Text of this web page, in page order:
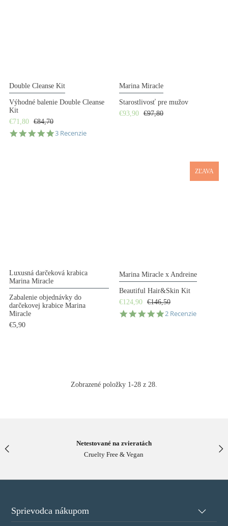
Double Cleanse Kit
Výhodné balenie Double Cleanse
Kit
€71,80
€84,70
5.0
3 Recenzie
Marina Miracle
Starostlivosť pre mužov
€93,90
€97,80
Luxusná darčeková krabica
Marina Miracle
Zabalenie objednávky do
darčekovej krabice Marina
Miracle
€5,90
ZĽAVA
Marina Miracle x Andreine
Beautiful Hair&Skin Kit
€124,90
€146,50
5.0
2 Recenzie
Zobrazené položky 1-28 z 28.
Netestované na zvieratách
Cruelty Free & Vegan
Sprievodca nákupom